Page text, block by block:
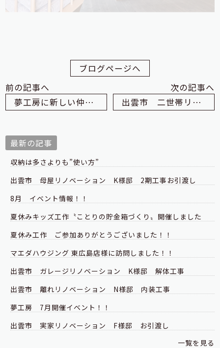
ブログページへ
前の記事へ
夢工房に新しい仲間が増えました
次の記事へ
出雲市 二世帯リノベーション O様邸
最新の記事
収納は多さよりも”使い方”
出雲市 母屋リノベーション K様邸 2期工事お引渡し
8月 イベント情報！！
夏休みキッズ工作〝ことりの貯金箱づくり〟開催しました
夏休み工作 ご参加ありがとうございました！！
マエダハウジング 東広島店様に訪問しました！！
出雲市 ガレージリノベーション K様邸 解体工事
出雲市 離れリノベーション N様邸 内装工事
夢工房 7月開催イベント！！
出雲市 実家リノベーション F様邸 お引渡し
一覧を見る